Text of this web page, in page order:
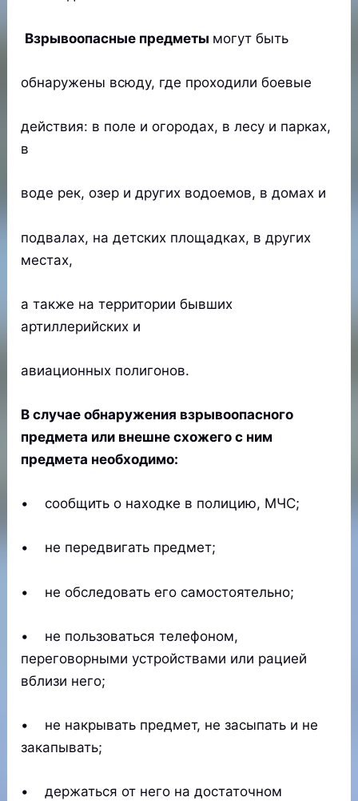
Взрывоопасные предметы могут быть
обнаружены всюду, где проходили боевые
действия: в поле и огородах, в лесу и парках,
в
воде рек, озер и других водоемов, в домах и
подвалах, на детских площадках, в других
местах,
а также на территории бывших
артиллерийских и
авиационных полигонов.
В случае обнаружения взрывоопасного
предмета или внешне схожего с ним
предмета необходимо:
• сообщить о находке в полицию, МЧС;
• не передвигать предмет;
• не обследовать его самостоятельно;
• не пользоваться телефоном,
переговорными устройствами или рацией
вблизи него;
• не накрывать предмет, не засыпать и не
закапывать;
• держаться от него на достаточном